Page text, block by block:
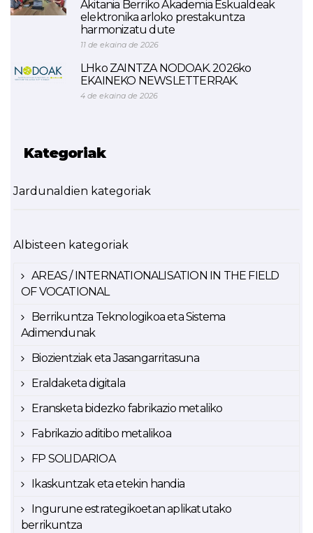
Akitania Berriko Akademia Eskualdeak
elektronika arloko prestakuntza
harmonizatu dute
11 de ekaina de 2026
LHko ZAINTZA NODOAK. 2026ko
EKAINEKO NEWSLETTERRAK.
4 de ekaina de 2026
Kategoriak
Jardunaldien kategoriak
Albisteen kategoriak
AREAS / INTERNATIONALISATION IN THE FIELD
OF VOCATIONAL
Berrikuntza Teknologikoa eta Sistema
Adimendunak
Biozientziak eta Jasangarritasuna
Eraldaketa digitala
Eransketa bidezko fabrikazio metaliko
Fabrikazio aditibo metalikoa
FP SOLIDARIOA
Ikaskuntzak eta etekin handia
Ingurune estrategikoetan aplikatutako
berrikuntza